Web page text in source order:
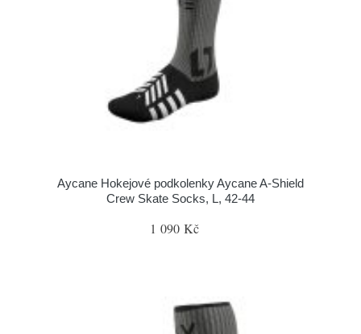
Aycane Hokejové podkolenky Aycane A-Shield
Crew Skate Socks, L, 42-44
1 090 Kč